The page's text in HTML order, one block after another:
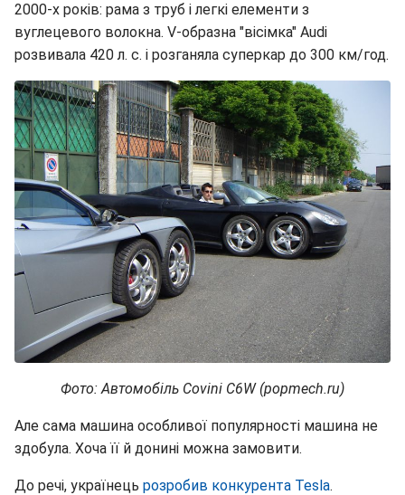
2000-х років: рама з труб і легкі елементи з
вуглецевого волокна. V-образна "вісімка" Audi
розвивала 420 л. с. і розганяла суперкар до 300 км/год.
Фото: Автомобіль Covini C6W (popmech.ru)
Але сама машина особливої популярності машина не
здобула. Хоча її й донині можна замовити.
До речі, українець розробив конкурента Tesla.